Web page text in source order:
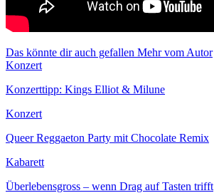
Das könnte dir auch gefallen Mehr vom Autor
Konzert
Konzerttipp: Kings Elliot & Milune
Konzert
Queer Reggaeton Party mit Chocolate Remix
Kabarett
Überlebensgross – wenn Drag auf Tasten trifft